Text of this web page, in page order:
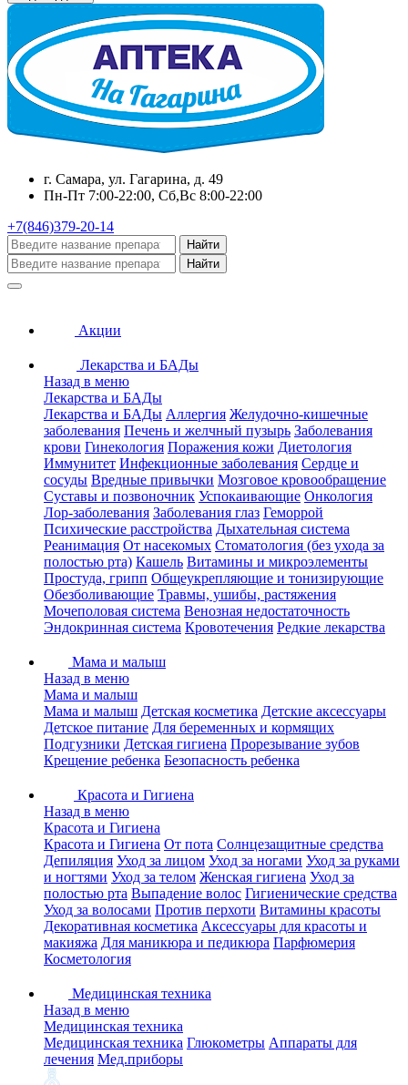
г. Самара, ул. Гагарина, д. 49
Пн-Пт 7:00-22:00, Сб,Вс 8:00-22:00
+7(846)379-20-14
Найти
Найти
Акции
Лекарства и БАДы
Назад в меню
Лекарства и БАДы
Лекарства и БАДы Аллергия Желудочно-кишечные
заболевания Печень и желчный пузырь Заболевания
крови Гинекология Поражения кожи Диетология
Иммунитет Инфекционные заболевания Сердце и
сосуды Вредные привычки Мозговое кровообращение
Суставы и позвоночник Успокаивающие Онкология
Лор-заболевания Заболевания глаз Геморрой
Психические расстройства Дыхательная система
Реанимация От насекомых Стоматология (без ухода за
полостью рта) Кашель Витамины и микроэлементы
Простуда, грипп Общеукрепляющие и тонизирующие
Обезболивающие Травмы, ушибы, растяжения
Мочеполовая система Венозная недостаточность
Эндокринная система Кровотечения Редкие лекарства
Мама и малыш
Назад в меню
Мама и малыш
Мама и малыш Детская косметика Детские аксессуары
Детское питание Для беременных и кормящих
Подгузники Детская гигиена Прорезывание зубов
Крещение ребенка Безопасность ребенка
Красота и Гигиена
Назад в меню
Красота и Гигиена
Красота и Гигиена От пота Солнцезащитные средства
Депиляция Уход за лицом Уход за ногами Уход за руками
и ногтями Уход за телом Женская гигиена Уход за
полостью рта Выпадение волос Гигиенические средства
Уход за волосами Против перхоти Витамины красоты
Декоративная косметика Аксессуары для красоты и
макияжа Для маникюра и педикюра Парфюмерия
Косметология
Медицинская техника
Назад в меню
Медицинская техника
Медицинская техника Глюкометры Аппараты для
лечения Мед.приборы